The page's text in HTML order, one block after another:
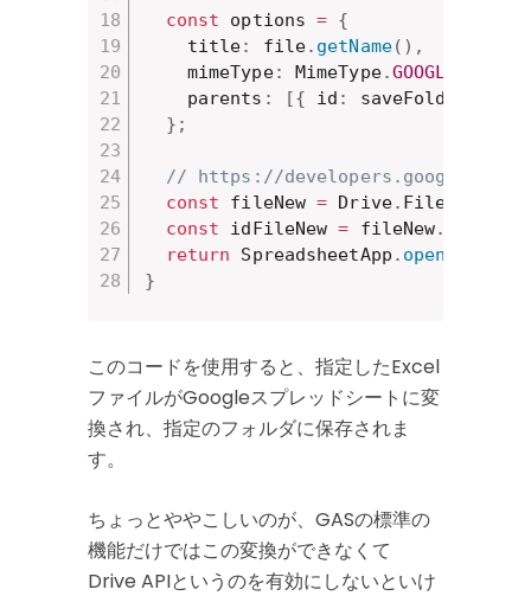
const options = {
    title
: file. getName( ) ,
    mimeType
: MimeType.
    parents
: [{ id : saveFolderId
} ;
// https://
const fileNew = Drive. Files
const idFileNew = fileNew.
return SpreadsheetApp . openById
}
このコードを使用すると、指定したExcel
ファイルがGoogleスプレッドシートに変
換され、指定のフォルダに保存されま
す。
ちょっとややこしいのが、GASの標準の
機能だけではこの変換ができなくて
Drive APIというのを有効にしないといけ